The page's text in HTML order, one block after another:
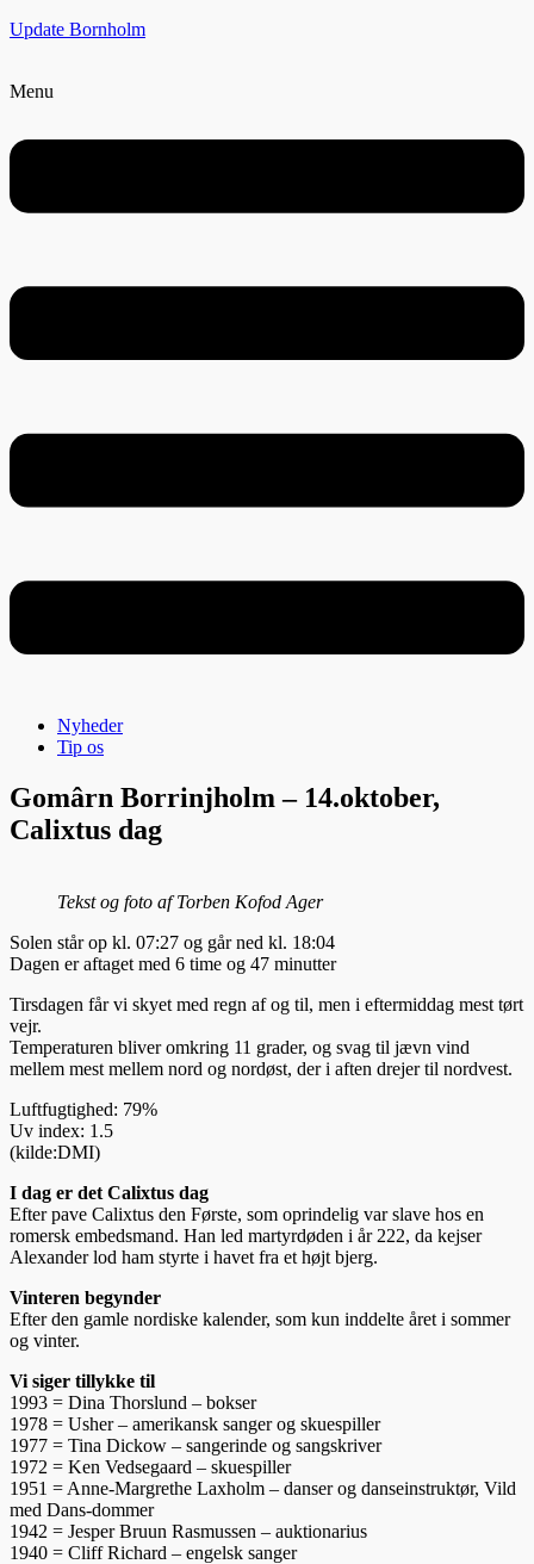
Update Bornholm
Menu
Nyheder
Tip os
Gomârn Borrinjholm – 14.oktober,
Calixtus dag
Tekst og foto af Torben Kofod Ager
Solen står op kl. 07:27 og går ned kl. 18:04
Dagen er aftaget med 6 time og 47 minutter
Tirsdagen får vi skyet med regn af og til, men i eftermiddag mest tørt
vejr.
Temperaturen bliver omkring 11 grader, og svag til jævn vind
mellem mest mellem nord og nordøst, der i aften drejer til nordvest.
Luftfugtighed: 79%
Uv index: 1.5
(kilde:DMI)
I dag er det Calixtus dag
Efter pave Calixtus den Første, som oprindelig var slave hos en
romersk em­beds­mand. Han led mar­tyr­døden i år 222, da kejser
Alexander lod ham styrte i havet fra et højt bjerg.
Vinteren begynder
Efter den gamle nordiske kalender, som kun inddelte året i sommer
og vinter.
Vi siger tillykke til
1993 = Dina Thorslund – bokser
1978 = Usher – amerikansk sanger og skuespiller
1977 = Tina Dickow – sangerinde og sangskriver
1972 = Ken Vedsegaard – skuespiller
1951 = Anne-Margrethe Laxholm – danser og danseinstruktør, Vild
med Dans-dommer
1942 = Jesper Bruun Rasmussen – auktionarius
1940 = Cliff Richard – engelsk sanger